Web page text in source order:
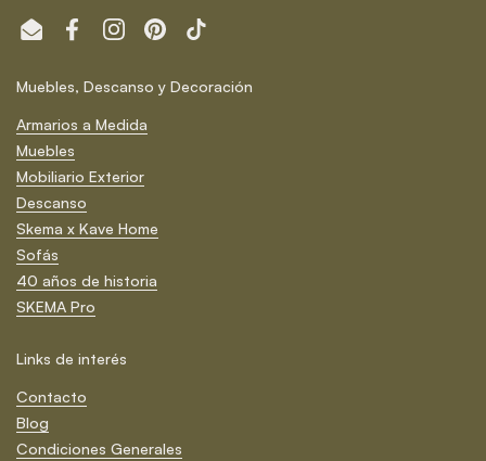
Email FacebookInstagramPinterestTikTok
Muebles, Descanso y Decoración
Armarios a Medida
Muebles
Mobiliario Exterior
Descanso
Skema x Kave Home
Sofás
40 años de historia
SKEMA Pro
Links de interés
Contacto
Blog
Condiciones Generales